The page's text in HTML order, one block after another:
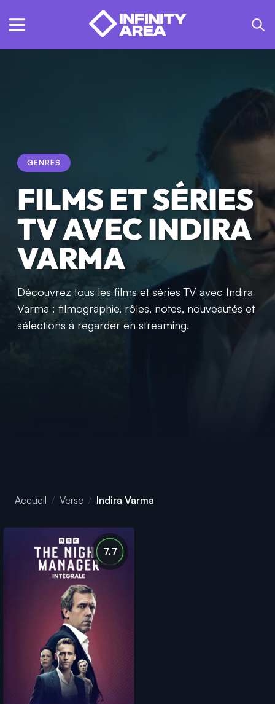
GENRES
FILMS ET SÉRIES
TV AVEC INDIRA
VARMA
Découvrez tous les films et séries TV avec Indira
Varma : filmographie, rôles, notes, nouveautés et
sélections à regarder en streaming.
Accueil Verse Indira Varma
7.7